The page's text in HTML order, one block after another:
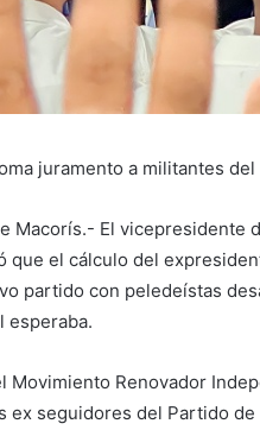
juramento a militantes del
Macorís.- El vicepresidente
que el cálculo del
partido con peledeístas
esperaba.
Movimiento Renovador
ex seguidores del Partido